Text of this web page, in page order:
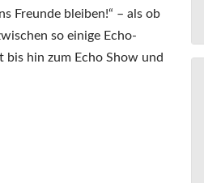
Freunde bleiben!“ – als ob
so einige Echo-
bis hin zum Echo Show und